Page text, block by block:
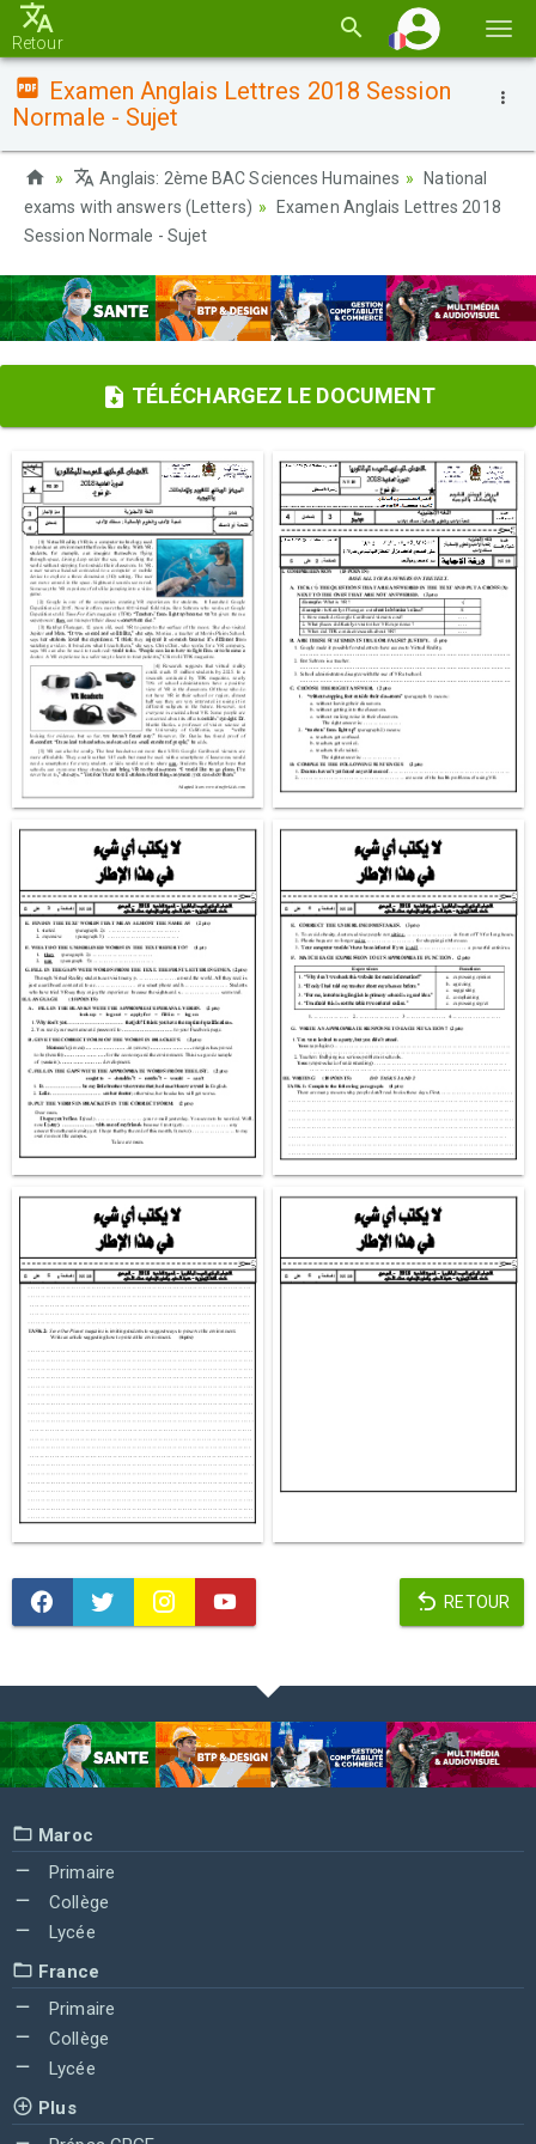
la
Retour
Examen Anglais Lettres 2018 Session
Normale - Sujet
Anglais: 2ème BAC Sciences Humaines
National
exams with answers (Letters)
Examen Anglais Lettres 2018
Session Normale - Sujet
TÉLÉCHARGEZ LE DOCUMENT
RETOUR
Maroc
Primaire
Collège
Lycée
France
Primaire
Collège
Lycée
Plus